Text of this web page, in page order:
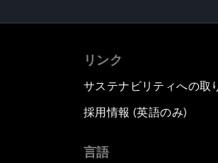
リンク
サステナビリティへの取
採用情報 (英語のみ)
言語